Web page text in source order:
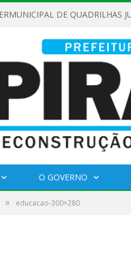
O GOVERNO
» educacao-300×280